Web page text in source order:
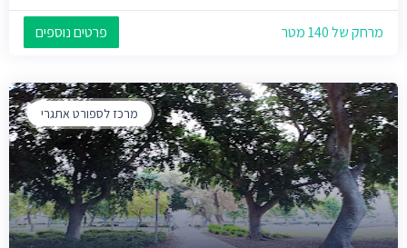
מרחק של 140 מטר פרטים נוספים
מרכז לספורט אתגרי